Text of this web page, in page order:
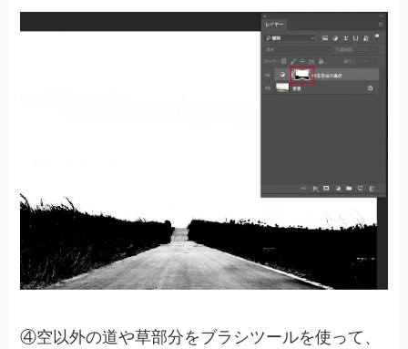
④空以外の道や草部分をブラシツールを使って、